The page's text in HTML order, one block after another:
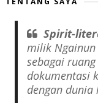
Spirit-
milik
sebagai
dokumentasi
dengan dunia